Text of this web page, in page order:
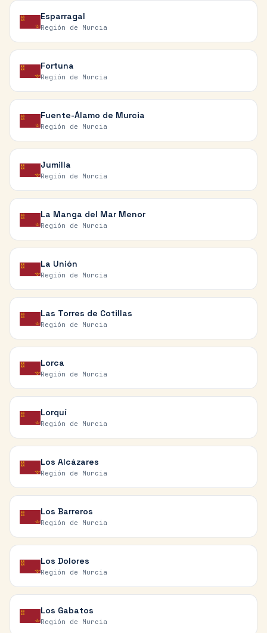
Esparragal
Región de Murcia
Fortuna
Región de Murcia
Fuente-Álamo de Murcia
Región de Murcia
Jumilla
Región de Murcia
La Manga del Mar Menor
Región de Murcia
La Unión
Región de Murcia
Las Torres de Cotillas
Región de Murcia
Lorca
Región de Murcia
Lorquí
Región de Murcia
Los Alcázares
Región de Murcia
Los Barreros
Región de Murcia
Los Dolores
Región de Murcia
Los Gabatos
Región de Murcia